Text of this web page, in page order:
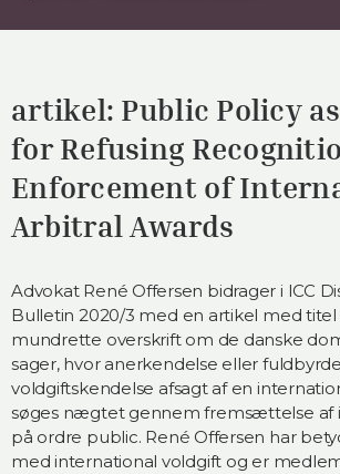
artikel: Public Policy
for Refusing
Enforcement of
Arbitral Awards
Advokat René Offersen bidrager i ICC
Bulletin 2020/3 med en artikel med
mundrette overskrift om de danske
sager, hvor anerkendelse eller
voldgiftskendelse afsagt af en
søges nægtet gennem fremsættelse af
på ordre public. René Offersen har
med international voldgift og er